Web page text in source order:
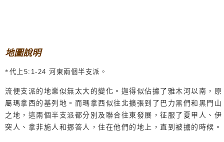
地圖說明
* 代上 5:1-24 河東兩個半支派。
流便支派的地業似無太大的變化。迦得似佔據了雅木河以南，原
屬瑪拿西的基列地。而瑪拿西似往北擴張到了巴力黑們和黑門山
之地，這兩個半支派都分別及聯合往東發展，征服了夏甲人、伊
突人、拿非施人和挪答人，住在他們的地上，直到被擄的時候。